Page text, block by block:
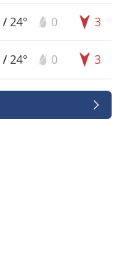
/24° 0 3
/24° 0 3